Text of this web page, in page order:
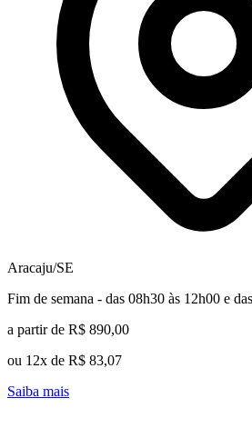
Aracaju/SE
Fim de semana - das 08h30 às 12h00 e
a partir de R$ 890,00
ou 12x de R$ 83,07
Saiba mais